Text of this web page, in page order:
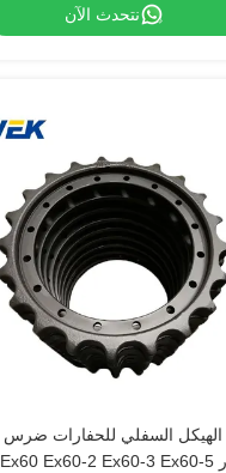
نتحدث الآن
الهيكل السفلي للحفارات ضرس
المسار Ex60 Ex60-2 Ex60-3 Ex60-5